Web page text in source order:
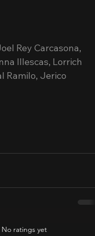
Rey Carcasona,
Illescas, Lorrich
Ramilo, Jerico
5 stars.
No ratings yet